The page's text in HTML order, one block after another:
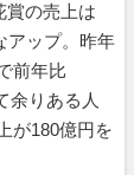
賞の売上は
アップ。昨年
前年比
余りある人
が180億円を